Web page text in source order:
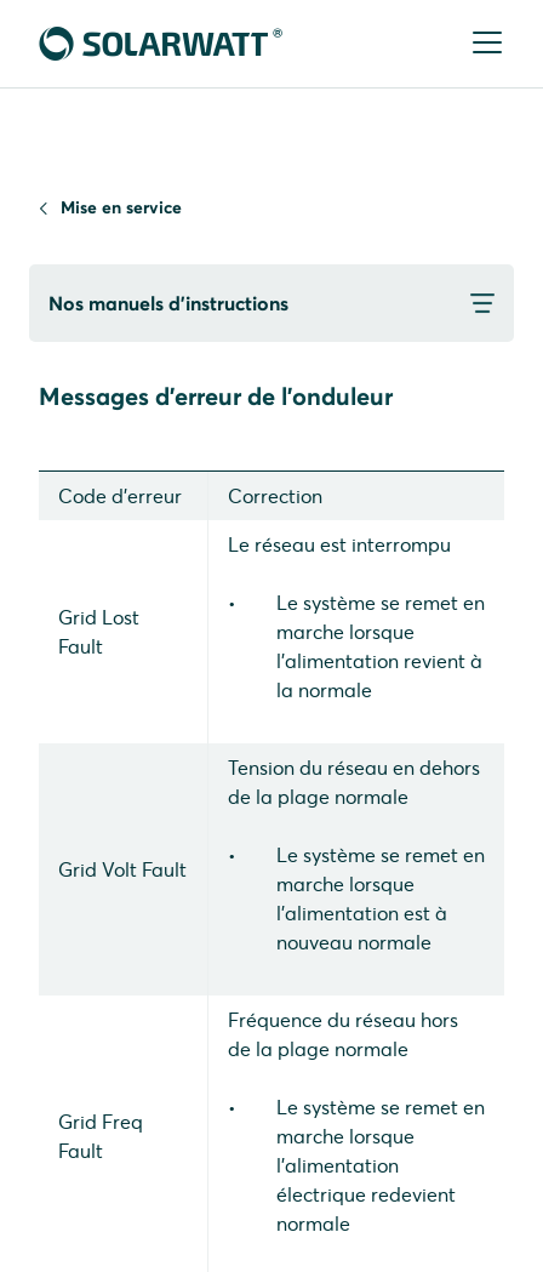
Mise en service
Nos manuels d’instructions
Messages d'erreur de l'onduleur
Code d'erreur Correction
Grid Lost
Fault
Le réseau est interrompu
Le système se remet en
marche lorsque
l'alimentation revient à
la normale
Grid Volt Fault
Tension du réseau en dehors
de la plage normale
Le système se remet en
marche lorsque
l'alimentation est à
nouveau normale
Grid Freq
Fault
Fréquence du réseau hors
de la plage normale
Le système se remet en
marche lorsque
l'alimentation
électrique redevient
normale